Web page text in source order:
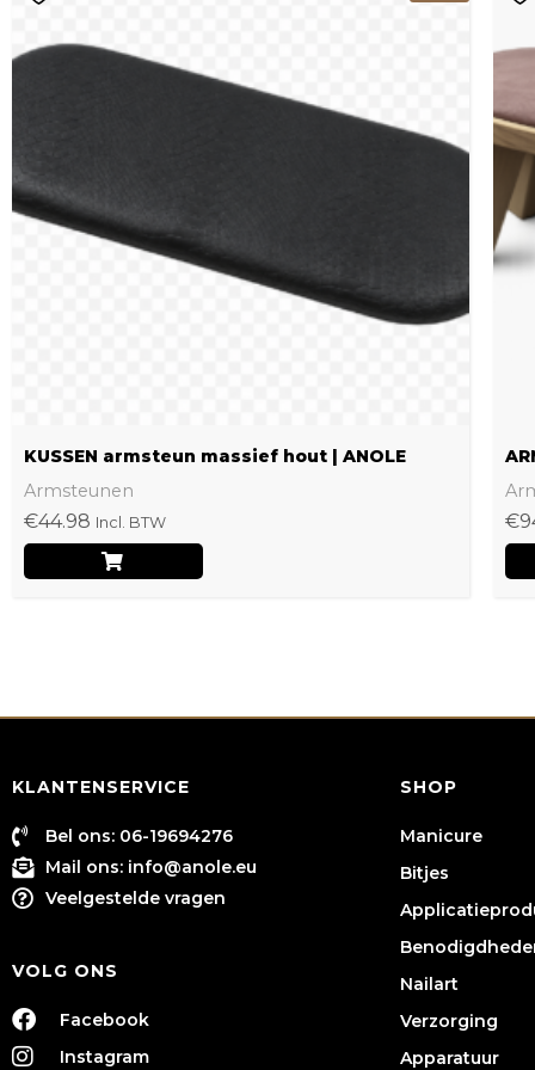
KUSSEN armsteun massief hout | ANOLE
Armsteunen
€44.98 Incl. BTW
meerdere
kan
gekozen
€
KLANTENSERVICE
Bel ons: 06-19694276
Mail ons: info@anole.eu
Veelgestelde vragen
VOLG ONS
Facebook
Instagram
SHOP
Manicure
Bitjes
Nailart
Verzorging
Apparatuur